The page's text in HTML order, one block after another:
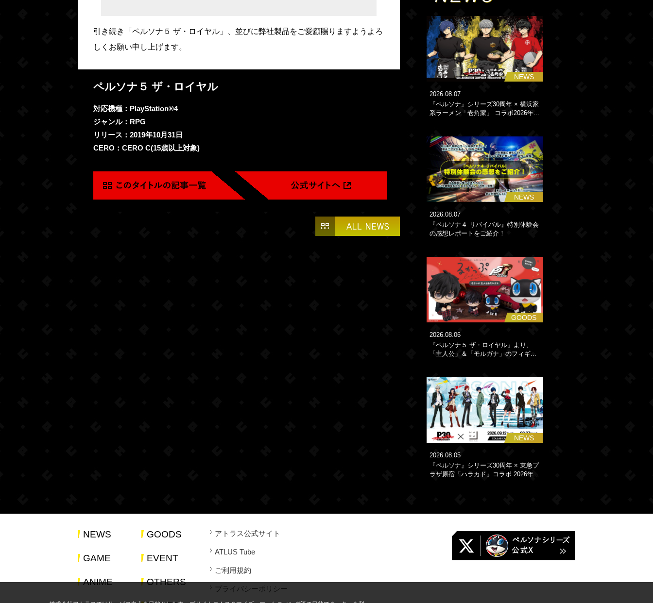
引き続き「ペルソナ５ ザ・ロイヤル」、並びに弊社製品をご愛顧賜りますようよろ
しくお願い申し上げます。
ペルソナ５ ザ・ロイヤル
対応機種：PlayStation®4
ジャンル：RPG
リリース：2019年10月31日
CERO：CERO C(15歳以上対象)
NEWS
2026.08.07
『ペルソナ』シリーズ30周年 × 横浜家
系ラーメン「壱角家」 コラボ2026年...
NEWS
2026.08.07
『ペルソナ４ リバイバル』特別体験会
の感想レポートをご紹介！
GOODS
2026.08.06
『ペルソナ５ ザ・ロイヤル』より、
「主人公」＆「モルガナ」のフィギ...
NEWS
2026.08.05
『ペルソナ』シリーズ30周年 × 東急プ
ラザ原宿「ハラカド」コラボ 2026年...
NEWS
GAME
ANIME
GOODS
EVENT
OTHERS
アトラス公式サイト
ATLUS Tube
ご利用規約
プライバシーポリシー